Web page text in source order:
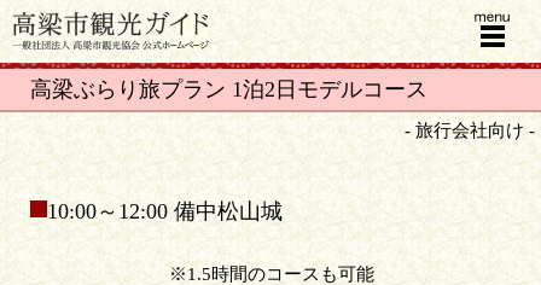
menu
高梁ぶらり旅プラン 1泊2日モデルコース
- 旅行会社向け -
10:00～12:00 備中松山城
※1.5時間のコースも可能